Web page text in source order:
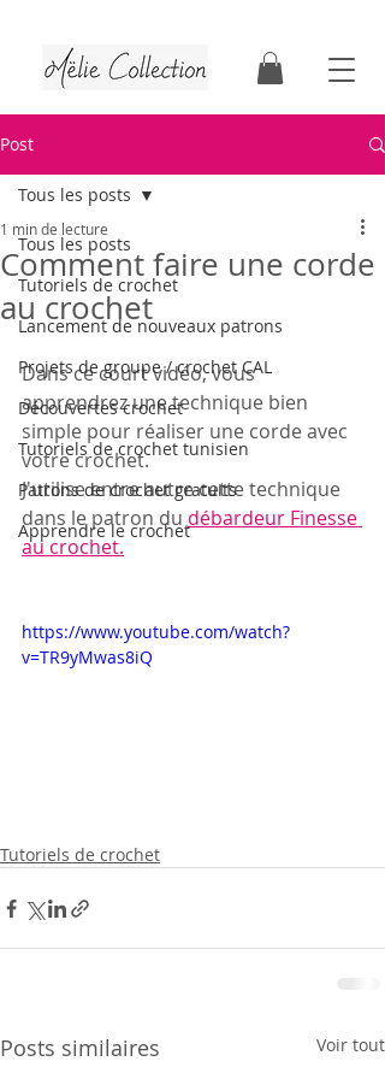
Post
Tous les posts
Tutoriels de crochet
Lancement de nouveaux patrons
Projets de groupe / crochet CAL
Découvertes crochet
Tutoriels de crochet tunisien
Patrons de crochet gratuits
Apprendre le crochet
Tous les posts
Comment faire une corde
au crochet
1 min de lecture
Dans ce court vidéo, vous
apprendrez une technique bien
simple pour réaliser une corde avec
votre crochet.
J'utilise entre autre cette technique
dans le patron du débardeur Finesse
au crochet.
https://www.youtube.com/watch?
v=TR9yMwas8iQ
Tutoriels de crochet
Posts similaires Voir tout